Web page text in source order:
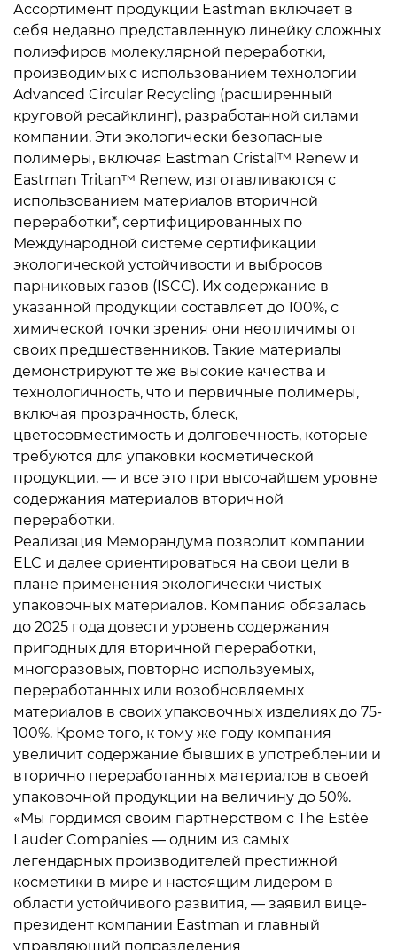
Ассортимент продукции Eastman включает в
себя недавно представленную линейку сложных
полиэфиров молекулярной переработки,
производимых с использованием технологии
Advanced Circular Recycling (расширенный
круговой ресайклинг), разработанной силами
компании. Эти экологически безопасные
полимеры, включая Eastman Cristal™ Renew и
Eastman Tritan™ Renew, изготавливаются с
использованием материалов вторичной
переработки*, сертифицированных по
Международной системе сертификации
экологической устойчивости и выбросов
парниковых газов (ISCC). Их содержание в
указанной продукции составляет до 100%, с
химической точки зрения они неотличимы от
своих предшественников. Такие материалы
демонстрируют те же высокие качества и
технологичность, что и первичные полимеры,
включая прозрачность, блеск,
цветосовместимость и долговечность, которые
требуются для упаковки косметической
продукции, — и все это при высочайшем уровне
содержания материалов вторичной
переработки.
Реализация Меморандума позволит компании
ELC и далее ориентироваться на свои цели в
плане применения экологически чистых
упаковочных материалов. Компания обязалась
до 2025 года довести уровень содержания
пригодных для вторичной переработки,
многоразовых, повторно используемых,
переработанных или возобновляемых
материалов в своих упаковочных изделиях до 75-
100%. Кроме того, к тому же году компания
увеличит содержание бывших в употреблении и
вторично переработанных материалов в своей
упаковочной продукции на величину до 50%.
«Мы гордимся своим партнерством с The Estée
Lauder Companies — одним из самых
легендарных производителей престижной
косметики в мире и настоящим лидером в
области устойчивого развития, — заявил вице-
президент компании Eastman и главный
управляющий подразделения